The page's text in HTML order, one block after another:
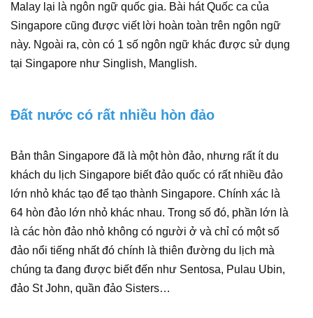
Malay lại là ngôn ngữ quốc gia. Bài hát Quốc ca của
Singapore cũng được viết lời hoàn toàn trên ngôn ngữ
này. Ngoài ra, còn có 1 số ngôn ngữ khác được sử dụng
tại Singapore như Singlish, Manglish.
Đất nước có rất nhiều hòn đảo
Bản thân Singapore đã là một hòn đảo, nhưng rất ít du
khách du lịch Singapore biết đảo quốc có rất nhiều đảo
lớn nhỏ khác tạo để tạo thành Singapore. Chính xác là
64 hòn đảo lớn nhỏ khác nhau. Trong số đó, phần lớn là
là các hòn đảo nhỏ không có người ở và chỉ có một số
đảo nổi tiếng nhất đó chính là thiên đường du lịch mà
chúng ta đang được biết đến như Sentosa, Pulau Ubin,
đảo St John, quần đảo Sisters…